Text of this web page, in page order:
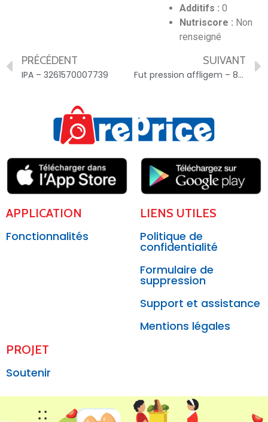
Additifs : 0
Nutriscore : Non
renseigné
PRÉCÉDENT
IPA – 3261570007739
SUIVANT
Fut pression affligem – 8712000051310
APPLICATION
Fonctionnalités
LIENS UTILES
Politique de
confidentialité
Formulaire de
suppression
Support et assistance
Mentions légales
PROJET
Soutenir